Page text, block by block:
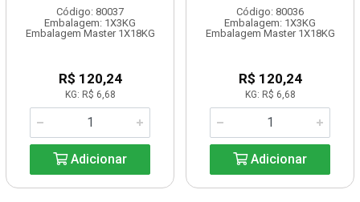
Código: 80037
Embalagem: 1X3KG
Embalagem Master 1X18KG
R$ 120,24
KG: R$ 6,68
Adicionar
Código: 80036
Embalagem: 1X3KG
Embalagem Master 1X18KG
R$ 120,24
KG: R$ 6,68
Adicionar